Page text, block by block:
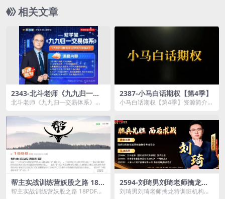
相关文章
2343-北斗老师《九九归一交
易体系》系统课+指标
北斗老师《九九归一交易体系》系
将...
2387-小马白话期权【第4季】
小马白话期权【第4季】资源简介：
帮主实战训练营妖股之路 18P
DF
帮主实战训练营妖股之路 18PDF资
2594-刘琦男刘琦老师擒龙特
训班机构藏金术公开课
刘琦男刘琦老师擒龙特训班机构藏